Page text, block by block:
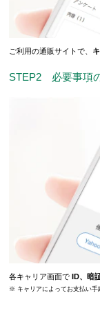
ご利用の通販サイトで、
STEP2 必要事項
各キャリア画面で ID、暗
※ キャリアによってお支払い手